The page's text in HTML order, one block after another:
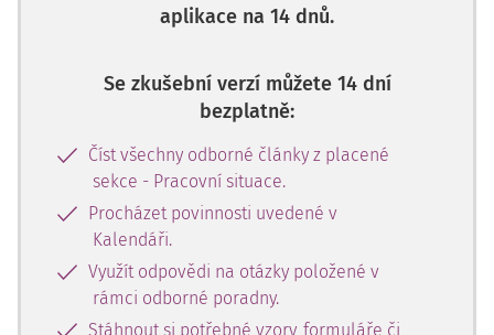
aplikace na 14 dnů.
Se zkušební verzí můžete 14 dní
bezplatně:
Číst všechny odborné články z placené
sekce - Pracovní situace.
Procházet povinnosti uvedené v
Kalendáři.
Využít odpovědi na otázky položené v
rámci odborné poradny.
Stáhnout si potřebné vzory, formuláře či